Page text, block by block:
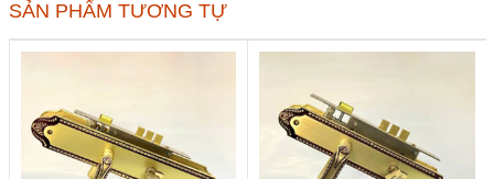
màu
đen
SẢN PHẨM TƯƠNG TỰ